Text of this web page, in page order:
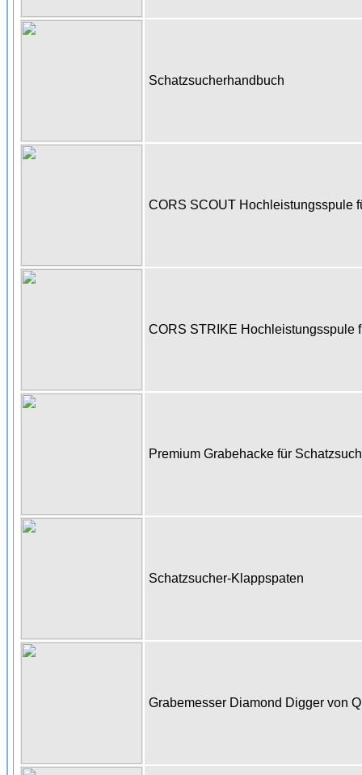
Schatzsucherhandbuch
CORS SCOUT Hochleistungsspule
CORS STRIKE Hochleistungsspule
Premium Grabehacke für
Schatzsucher-Klappspaten
Grabemesser Diamond Digger von